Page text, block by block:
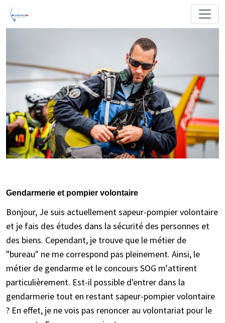
Gendarmerie et pompier volontaire
Bonjour, Je suis actuellement sapeur-pompier volontaire
et je fais des études dans la sécurité des personnes et
des biens. Cependant, je trouve que le métier de
"bureau" ne me correspond pas pleinement. Ainsi, le
métier de gendarme et le concours SOG m'attirent
particulièrement. Est-il possible d'entrer dans la
gendarmerie tout en restant sapeur-pompier volontaire
? En effet, je ne vois pas renoncer au volontariat pour le